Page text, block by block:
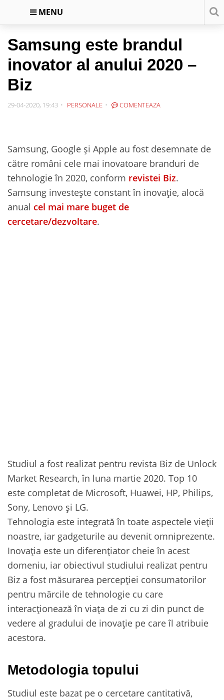
MENU
Samsung este brandul
inovator al anului 2020 –
Biz
29-04-2020, 19:43 PERSONALE COMENTEAZA
Samsung, Google și Apple au fost desemnate de
către români cele mai inovatoare branduri de
tehnologie în 2020, conform revistei Biz.
Samsung investește constant în inovație, alocă
anual cel mai mare buget de
cercetare/dezvoltare.
Studiul a fost realizat pentru revista Biz de Unlock
Market Research, în luna martie 2020. Top 10
este completat de Microsoft, Huawei, HP, Philips,
Sony, Lenovo și LG.
Tehnologia este integrată în toate aspectele vieții
noastre, iar gadgeturile au devenit omniprezente.
Inovația este un diferențiator cheie în acest
domeniu, iar obiectivul studiului realizat pentru
Biz a fost măsurarea percepției consumatorilor
pentru mărcile de tehnologie cu care
interacționează în viața de zi cu zi din punct de
vedere al gradului de inovație pe care îl atribuie
acestora.
Metodologia topului
Studiul este bazat pe o cercetare cantitativă,